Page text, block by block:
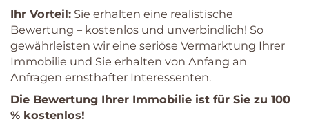
Ihr Vorteil: Sie erhalten eine realistische
Bewertung – kostenlos und unverbindlich! So
gewährleisten wir eine seriöse Vermarktung Ihrer
Immobilie und Sie erhalten von Anfang an
Anfragen ernsthafter Interessenten.
Die Bewertung Ihrer Immobilie ist für Sie zu 100
% kostenlos!